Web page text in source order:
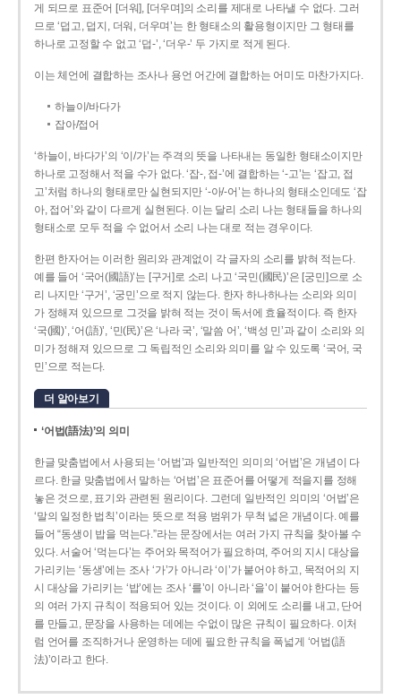
게 되므로 표준어 [더워], [더우며]의 소리를 제대로 나타낼 수 없다. 그러
므로 ‘덥고, 덥지, 더워, 더우며’는 한 형태소의 활용형이지만 그 형태를
하나로 고정할 수 없고 ‘덥-’, ‘더우-’ 두 가지로 적게 된다.
이는 체언에 결합하는 조사나 용언 어간에 결합하는 어미도 마찬가지다.
하늘이/바다가
잡아/접어
‘하늘이, 바다가’의 ‘이/가’는 주격의 뜻을 나타내는 동일한 형태소이지만
하나로 고정해서 적을 수가 없다. ‘잡-, 접-’에 결합하는 ‘-고’는 ‘잡고, 접
고’처럼 하나의 형태로만 실현되지만 ‘-아/-어’는 하나의 형태소인데도 ‘잡
아, 접어’와 같이 다르게 실현된다. 이는 달리 소리 나는 형태들을 하나의
형태소로 모두 적을 수 없어서 소리 나는 대로 적는 경우이다.
한편 한자어는 이러한 원리와 관계없이 각 글자의 소리를 밝혀 적는다.
예를 들어 ‘국어(國語)’는 [구거]로 소리 나고 ‘국민(國民)’은 [궁민]으로 소
리 나지만 ‘구거’, ‘궁민’으로 적지 않는다. 한자 하나하나는 소리와 의미
가 정해져 있으므로 그것을 밝혀 적는 것이 독서에 효율적이다. 즉 한자
‘국(國)’, ‘어(語)’, ‘민(民)’은 ‘나라 국’, ‘말씀 어’, ‘백성 민’과 같이 소리와 의
미가 정해져 있으므로 그 독립적인 소리와 의미를 알 수 있도록 ‘국어, 국
민’으로 적는다.
더 알아보기
‘어법(語法)’의 의미
한글 맞춤법에서 사용되는 ‘어법’과 일반적인 의미의 ‘어법’은 개념이 다
르다. 한글 맞춤법에서 말하는 ‘어법’은 표준어를 어떻게 적을지를 정해
놓은 것으로, 표기와 관련된 원리이다. 그런데 일반적인 의미의 ‘어법’은
‘말의 일정한 법칙’이라는 뜻으로 적용 범위가 무척 넓은 개념이다. 예를
들어 “동생이 밥을 먹는다.”라는 문장에서는 여러 가지 규칙을 찾아볼 수
있다. 서술어 ‘먹는다’는 주어와 목적어가 필요하며, 주어의 지시 대상을
가리키는 ‘동생’에는 조사 ‘가’가 아니라 ‘이’가 붙어야 하고, 목적어의 지
시 대상을 가리키는 ‘밥’에는 조사 ‘를’이 아니라 ‘을’이 붙어야 한다는 등
의 여러 가지 규칙이 적용되어 있는 것이다. 이 외에도 소리를 내고, 단어
를 만들고, 문장을 사용하는 데에는 수없이 많은 규칙이 필요하다. 이처
럼 언어를 조직하거나 운영하는 데에 필요한 규칙을 폭넓게 ‘어법(語
法)’이라고 한다.